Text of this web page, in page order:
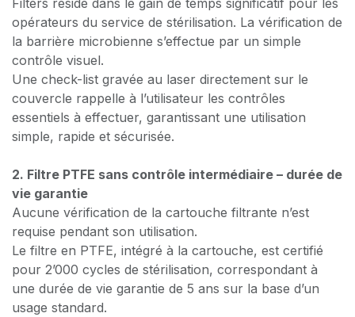
opérateurs du service de stérilisation. La vérification de
la barrière microbienne s’effectue par un simple
contrôle visuel.
Une check-list gravée au laser directement sur le
couvercle rappelle à l’utilisateur les contrôles
essentiels à effectuer, garantissant une utilisation
simple, rapide et sécurisée.
2. Filtre PTFE sans contrôle intermédiaire – durée de
vie garantie
Aucune vérification de la cartouche filtrante n’est
requise pendant son utilisation.
Le filtre en PTFE, intégré à la cartouche, est certifié
pour 2’000 cycles de stérilisation, correspondant à
une durée de vie garantie de 5 ans sur la base d’un
usage standard.